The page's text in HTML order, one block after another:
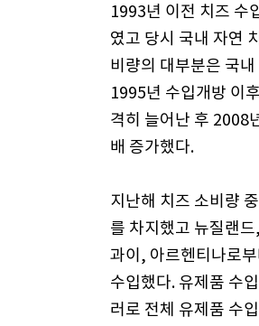
1993년 이전 치즈 수
였고 당시 국내 자연
비량의 대부분은 국
1995년 수입개방 이
격히 늘어난 후 2008
배 증가했다.
지난해 치즈 소비량
를 차지했고 뉴질랜
과이, 아르헨티나로
수입했다. 유제품 수
러로 전체 유제품 수